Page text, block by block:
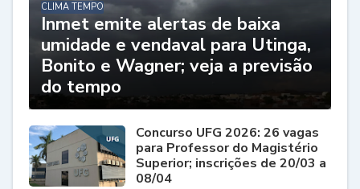
CLIMA TEMPO
Inmet emite alertas de baixa
umidade e vendaval para Utinga,
Bonito e Wagner; veja a previsão
do tempo
Concurso UFG 2026: 26 vagas
para Professor do Magistério
Superior; inscrições de 20/03 a
08/04